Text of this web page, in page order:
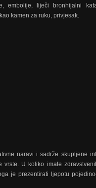
embolije, liječi bronhijalni
kamen za ruku, privjesak.
naravi i sadrže skupljene
U koliko imate
je prezentirati ljepotu